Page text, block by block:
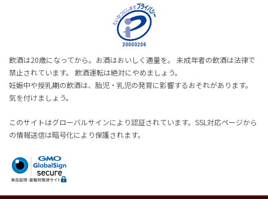
飲酒は20歳になってから。お酒はおいしく適量を。 未成年者の飲酒は法律で
禁止されています。 飲酒運転は絶対にやめましょう。
妊娠中や授乳期の飲酒は、胎児・乳児の発育に影響するおそれがあります。
気を付けましょう。
このサイトはグローバルサインにより認証されています。SSL対応ページから
の情報送信は暗号化により保護されます。